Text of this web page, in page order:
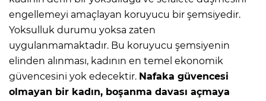
engellemeyi amaçlayan koruyucu bir şemsiyedir.
Yoksulluk durumu yoksa zaten
uygulanmamaktadır. Bu koruyucu şemsiyenin
elinden alınması, kadının en temel ekonomik
güvencesini yok edecektir. Nafaka güvencesi
olmayan bir kadın, boşanma davası açmaya